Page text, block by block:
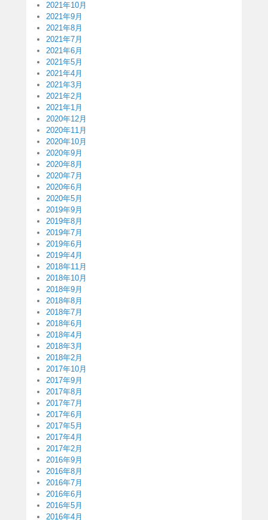
2021年10月
2021年9月
2021年8月
2021年7月
2021年6月
2021年5月
2021年4月
2021年3月
2021年2月
2021年1月
2020年12月
2020年11月
2020年10月
2020年9月
2020年8月
2020年7月
2020年6月
2020年5月
2019年9月
2019年8月
2019年7月
2019年6月
2019年4月
2018年11月
2018年10月
2018年9月
2018年8月
2018年7月
2018年6月
2018年4月
2018年3月
2018年2月
2017年10月
2017年9月
2017年8月
2017年7月
2017年6月
2017年5月
2017年4月
2017年2月
2016年9月
2016年8月
2016年7月
2016年6月
2016年5月
2016年4月